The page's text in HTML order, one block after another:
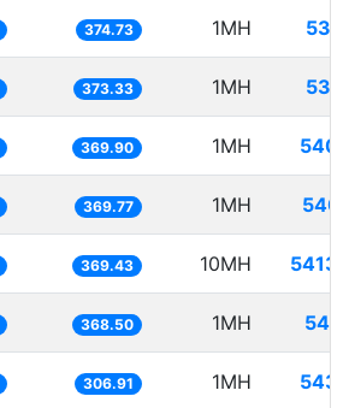
374.73 1MH
373.33 1MH
369.90 1MH
369.77 1MH
369.43 10MH
368.50 1MH
306.91 1MH